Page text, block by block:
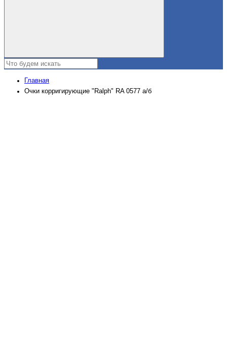
Главная
Очки корригирующие "Ralph" RA 0577 а/б